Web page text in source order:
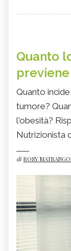
Quanto
Quanto
tumore?
l'obesità?
Nutrizionista
di ROSY